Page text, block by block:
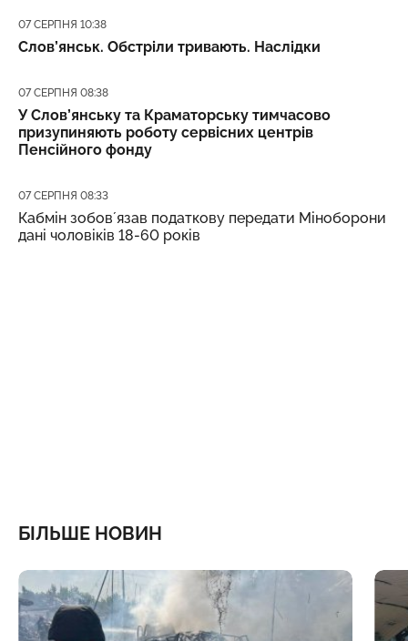
Дата публікації
07 СЕРПНЯ 10:38
Слов’янськ. Обстріли тривають. Наслідки
Дата публікації
07 СЕРПНЯ 08:38
У Слов’янську та Краматорську тимчасово
призупиняють роботу сервісних центрів
Пенсійного фонду
Дата публікації
07 СЕРПНЯ 08:33
Кабмін зобовʼязав податкову передати Міноборони
дані чоловіків 18-60 років
БІЛЬШЕ НОВИН